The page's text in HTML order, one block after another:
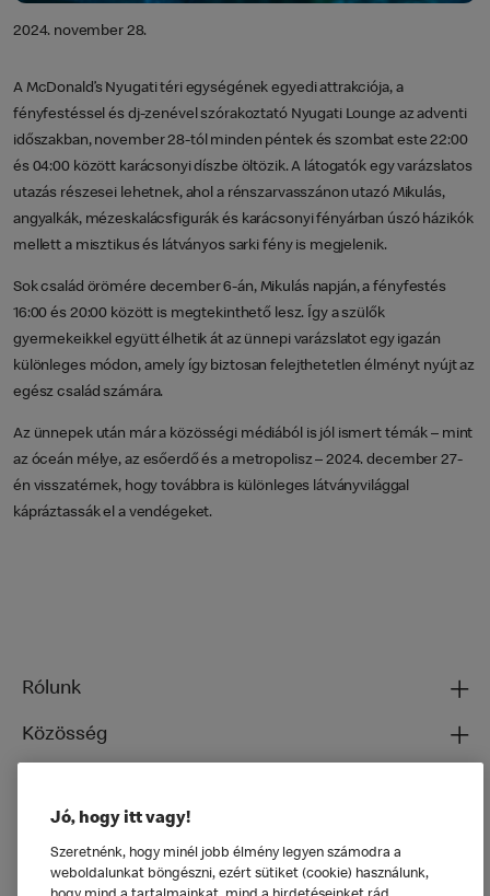
2024. november 28.
A McDonald’s Nyugati téri egységének egyedi attrakciója, a
fényfestéssel és dj-zenével szórakoztató Nyugati Lounge az adventi
időszakban, november 28-tól minden péntek és szombat este 22:00
és 04:00 között karácsonyi díszbe öltözik. A látogatók egy varázslatos
utazás részesei lehetnek, ahol a rénszarvasszánon utazó Mikulás,
angyalkák, mézeskalácsfigurák és karácsonyi fényárban úszó házikók
mellett a misztikus és látványos sarki fény is megjelenik.
Sok család örömére december 6-án, Mikulás napján, a fényfestés
16:00 és 20:00 között is megtekinthető lesz. Így a szülők
gyermekeikkel együtt élhetik át az ünnepi varázslatot egy igazán
különleges módon, amely így biztosan felejthetetlen élményt nyújt az
egész család számára.
Az ünnepek után már a közösségi médiából is jól ismert témák – mint
az óceán mélye, az esőerdő és a metropolisz – 2024. december 27-
én visszatérnek, hogy továbbra is különleges látványvilággal
kápráztassák el a vendégeket.
Rólunk
Közösség
Általános
Jó, hogy itt vagy!
Szeretnénk, hogy minél jobb élmény legyen számodra a
weboldalunkat böngészni, ezért sütiket (cookie) használunk,